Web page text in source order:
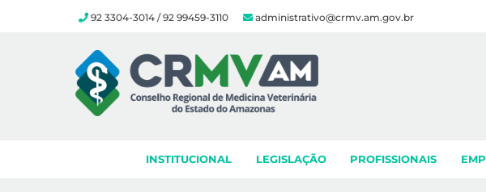
92 3304-3014 / 92 99459-3110 administrativo@crmv.am.gov.br
INSTITUCIONAL LEGISLAÇÃO PROFISSIONAIS